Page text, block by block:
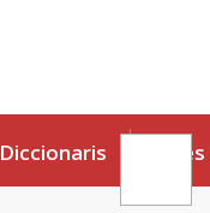
Diccionaris Eines